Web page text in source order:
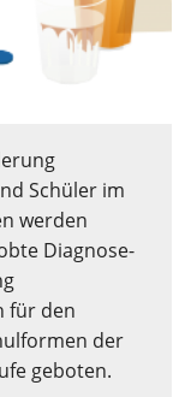
Schüler im
werden
Diagnose-
für den
der
geboten.